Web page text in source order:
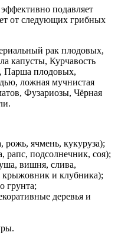
подавляет
от следующих грибных
рак плодовых,
капусты, Курчавость
Парша плодовых,
ложная мучнистая
Фузариозы, Чёрная
рожь, ячмень, кукуруза);
рапс, подсолнечник, соя);
вишня, слива,
крыжовник и клубника);
грунта;
деревья и